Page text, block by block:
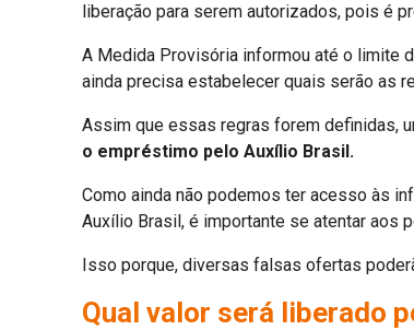
liberação para serem autorizados, pois é
A Medida Provisória informou até o limite
ainda precisa estabelecer quais serão as
Assim que essas regras forem definidas,
o empréstimo pelo Auxílio Brasil.
Como ainda não podemos ter acesso às
Auxílio Brasil, é importante se atentar aos
Isso porque, diversas falsas ofertas
Qual valor será liberado